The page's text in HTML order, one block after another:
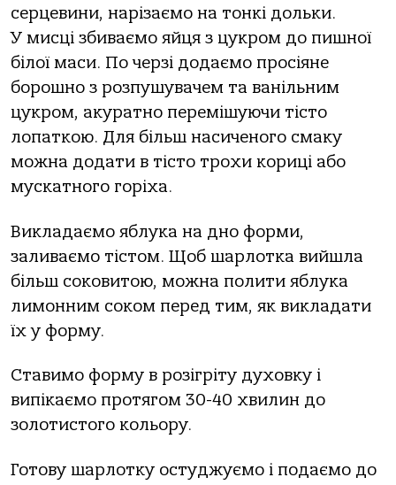
серцевини, нарізаємо на тонкі дольки.
У мисці збиваємо яйця з цукром до пишної
білої маси. По черзі додаємо просіяне
борошно з розпушувачем та ванільним
цукром, акуратно перемішуючи тісто
лопаткою. Для більш насиченого смаку
можна додати в тісто трохи кориці або
мускатного горіха.
Викладаємо яблука на дно форми,
заливаємо тістом. Щоб шарлотка вийшла
більш соковитою, можна полити яблука
лимонним соком перед тим, як викладати
їх у форму.
Ставимо форму в розігріту духовку і
випікаємо протягом 30-40 хвилин до
золотистого кольору.
Готову шарлотку остуджуємо і подаємо до